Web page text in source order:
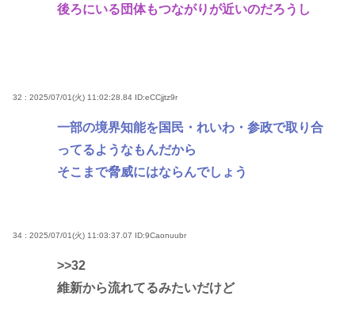
後ろにいる団体もつながりが近いのだろうし
32 : 2025/07/01(火) 11:02:28.84 ID:eCCjjtz9r
一部の境界知能を国民・れいわ・参政で取り合
ってるようなもんだから
そこまで脅威にはならんでしょう
34 : 2025/07/01(火) 11:03:37.07 ID:9Caonuubr
>>32
維新から流れてるみたいだけど